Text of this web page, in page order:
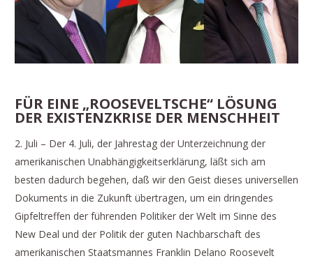
FÜR EINE „ROOSEVELTSCHE“ LÖSUNG
DER EXISTENZKRISE DER MENSCHHEIT
2. Juli – Der 4. Juli, der Jahrestag der Unterzeichnung der
amerikanischen Unabhängigkeitserklärung, läßt sich am
besten dadurch begehen, daß wir den Geist dieses universellen
Dokuments in die Zukunft übertragen, um ein dringendes
Gipfeltreffen der führenden Politiker der Welt im Sinne des
New Deal und der Politik der guten Nachbarschaft des
amerikanischen Staatsmannes Franklin Delano Roosevelt